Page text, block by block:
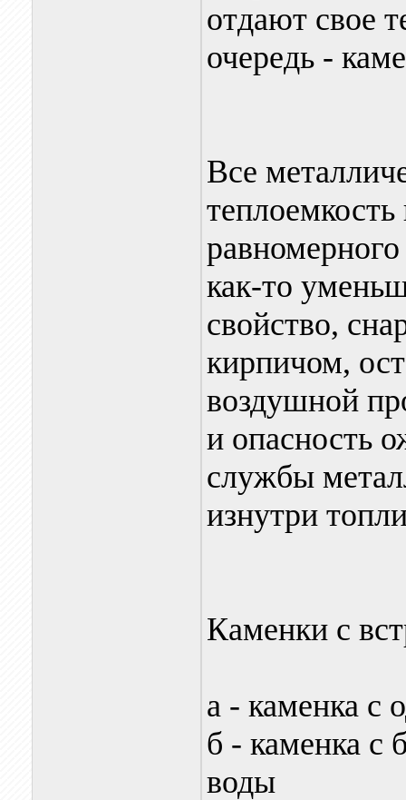
отдают свое
очередь -
Все
как-то
свойство,
кирпичом,
воздушной
и опасность
службы
изнутри
Каменки с
а - каменка с
б - каменка с
воды